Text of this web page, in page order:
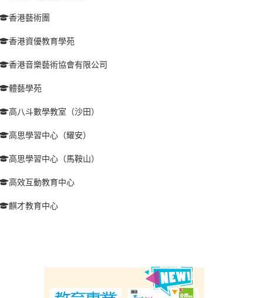
香港藝術團
香港資優教育學苑
香港音樂藝術協會有限公司
體藝學苑
高八斗數學教室（沙田）
高思學習中心（耀安）
高思學習中心（馬鞍山）
高效互動教育中心
麒才教育中心